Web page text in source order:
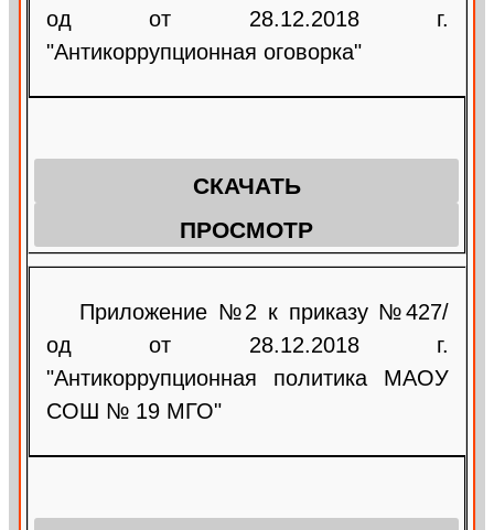
од от 28.12.2018 г.
"Антикоррупционная оговорка"
СКАЧАТЬ
ПРОСМОТР
Приложение №2 к приказу №427/
од от 28.12.2018 г.
"Антикоррупционная политика МАОУ
СОШ № 19 МГО"